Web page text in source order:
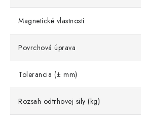
Magnetické vlastnosti
Povrchová úprava
Tolerancia (± mm)
Rozsah odtrhovej sily (kg)